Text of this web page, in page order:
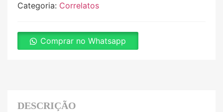
Categoria: Correlatos
Comprar no Whatsapp
DESCRIÇÃO